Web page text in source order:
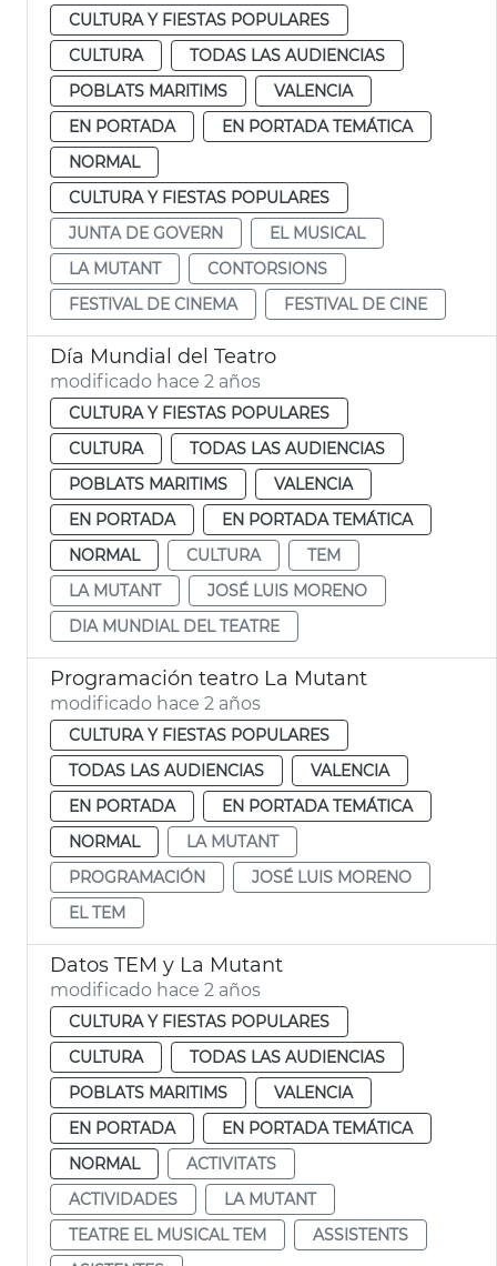
CULTURA Y FIESTAS POPULARES
CULTURA
TODAS LAS AUDIENCIAS
POBLATS MARITIMS
VALENCIA
EN PORTADA
EN PORTADA TEMÁTICA
NORMAL
CULTURA Y FIESTAS POPULARES
JUNTA DE GOVERN
EL MUSICAL
LA MUTANT
CONTORSIONS
FESTIVAL DE CINEMA
FESTIVAL DE CINE
Día Mundial del Teatro
modificado hace 2 años
CULTURA Y FIESTAS POPULARES
CULTURA
TODAS LAS AUDIENCIAS
POBLATS MARITIMS
VALENCIA
EN PORTADA
EN PORTADA TEMÁTICA
NORMAL
CULTURA
TEM
LA MUTANT
JOSÉ LUIS MORENO
DIA MUNDIAL DEL TEATRE
Programación teatro La Mutant
modificado hace 2 años
CULTURA Y FIESTAS POPULARES
TODAS LAS AUDIENCIAS
VALENCIA
EN PORTADA
EN PORTADA TEMÁTICA
NORMAL
LA MUTANT
PROGRAMACIÓN
JOSÉ LUIS MORENO
EL TEM
Datos TEM y La Mutant
modificado hace 2 años
CULTURA Y FIESTAS POPULARES
CULTURA
TODAS LAS AUDIENCIAS
POBLATS MARITIMS
VALENCIA
EN PORTADA
EN PORTADA TEMÁTICA
NORMAL
ACTIVITATS
ACTIVIDADES
LA MUTANT
TEATRE EL MUSICAL TEM
ASSISTENTS